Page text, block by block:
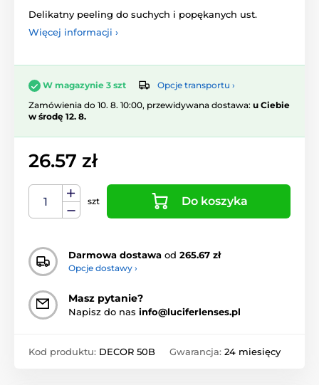
Delikatny peeling do suchych i popękanych ust.
Więcej informacji ›
W magazynie 3 szt
Opcje transportu ›
Zamówienia do 10. 8. 10:00, przewidywana dostawa: u Ciebie
w środę 12. 8.
26.57 zł
szt Do koszyka
Darmowa dostawa od 265.67 zł
Opcje dostawy ›
Masz pytanie?
Napisz do nas info@luciferlenses.pl
Kod produktu: DECOR 50B Gwarancja: 24 miesięcy